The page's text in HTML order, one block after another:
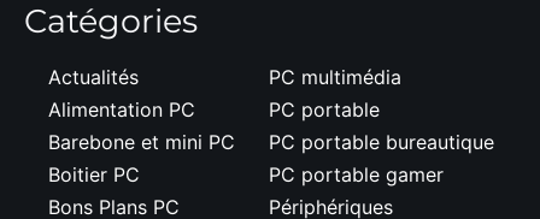
Catégories
Actualités
Alimentation PC
Barebone et mini PC
Boitier PC
Bons Plans PC
PC multimédia
PC portable
PC portable bureautique
PC portable gamer
Périphériques